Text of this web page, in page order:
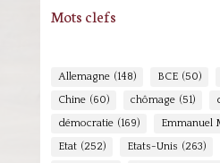
Mots clefs
Allemagne (148) BCE (50)
Chine (60) chômage (51)
démocratie (169) Emmanuel
Etat (252) Etats-Unis (263)